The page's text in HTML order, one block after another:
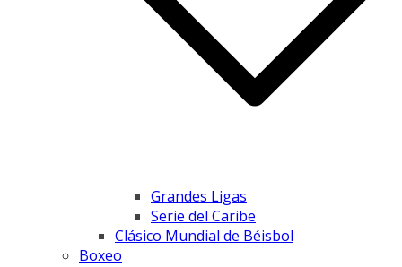
Grandes Ligas
Serie del Caribe
Clásico Mundial de Béisbol
Boxeo